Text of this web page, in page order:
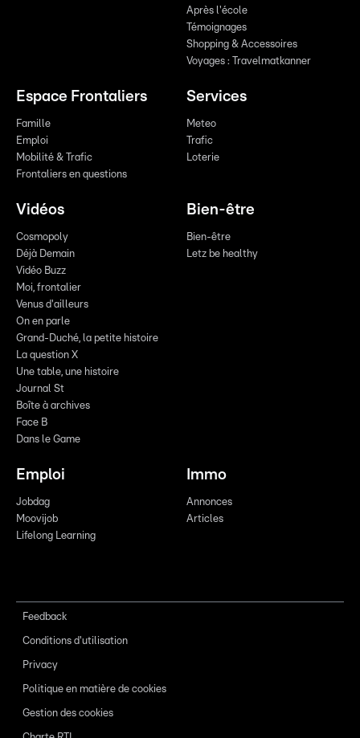
Après l'école
Témoignages
Shopping & Accessoires
Voyages : Travelmatkanner
Espace Frontaliers
Famille
Emploi
Mobilité & Trafic
Frontaliers en questions
Services
Meteo
Trafic
Loterie
Vidéos
Cosmopoly
Déjà Demain
Vidéo Buzz
Moi, frontalier
Venus d'ailleurs
On en parle
Grand-Duché, la petite histoire
La question X
Une table, une histoire
Journal St
Boîte à archives
Face B
Dans le Game
Bien-être
Bien-être
Letz be healthy
Emploi
Jobdag
Moovijob
Lifelong Learning
Immo
Annonces
Articles
Feedback
Conditions d'utilisation
Privacy
Politique en matière de cookies
Gestion des cookies